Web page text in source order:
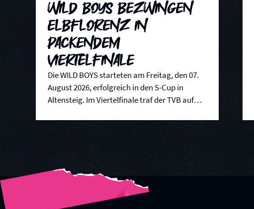
WILD BOYS bezwingen
Elbflorenz in
packendem
Viertelfinale
Die WILD BOYS starteten am Freitag, den 07.
August 2026, erfolgreich in den S-Cup in
Altensteig. Im Viertelfinale traf der TVB auf
einer spannenden Partie den Einzug in die
nächste Runde.